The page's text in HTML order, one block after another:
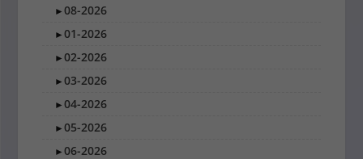
►08-2026
►01-2026
►02-2026
►03-2026
►04-2026
►05-2026
►06-2026